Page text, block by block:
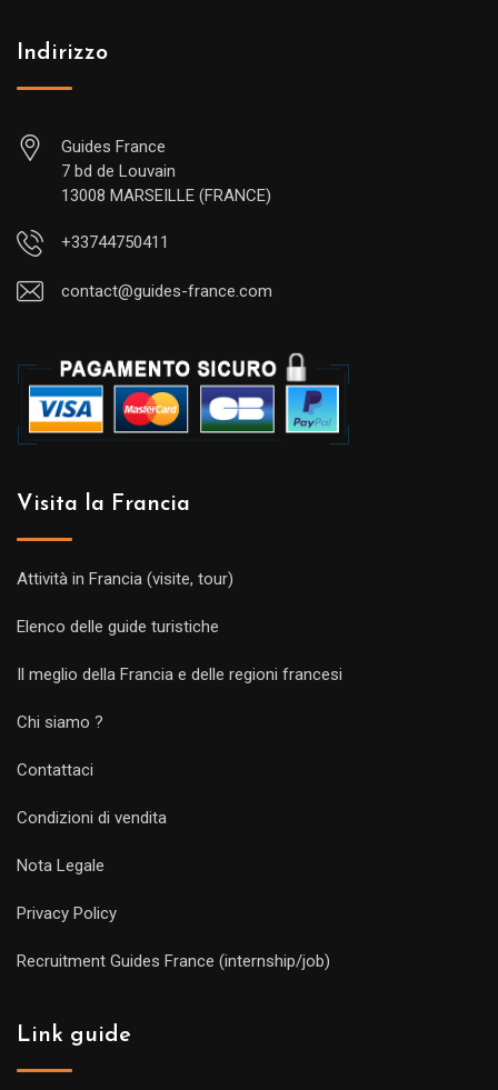
Indirizzo
Guides France
7 bd de Louvain
13008 MARSEILLE (FRANCE)
+33744750411
contact@guides-france.com
Visita la Francia
Attività in Francia (visite, tour)
Elenco delle guide turistiche
Il meglio della Francia e delle regioni francesi
Chi siamo ?
Contattaci
Condizioni di vendita
Nota Legale
Privacy Policy
Recruitment Guides France (internship/job)
Link guide